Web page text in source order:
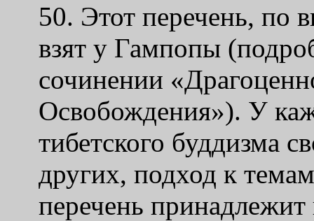
50. Этот перечень, по
взят у Гампопы
сочинении
Освобождения»). У
тибетского буддизма
других, подход к
перечень